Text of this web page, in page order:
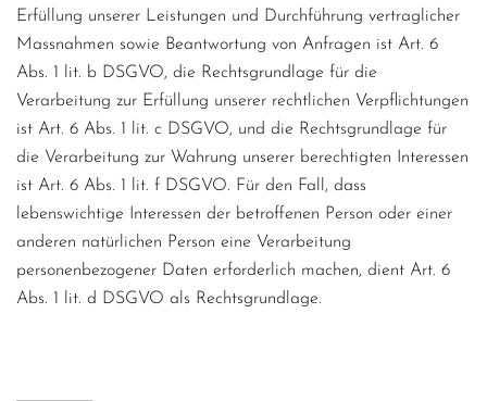
Erfüllung unserer Leistungen und Durchführung vertraglicher
Massnahmen sowie Beantwortung von Anfragen ist Art. 6
Abs. 1 lit. b DSGVO, die Rechtsgrundlage für die
Verarbeitung zur Erfüllung unserer rechtlichen Verpflichtungen
ist Art. 6 Abs. 1 lit. c DSGVO, und die Rechtsgrundlage für
die Verarbeitung zur Wahrung unserer berechtigten Interessen
ist Art. 6 Abs. 1 lit. f DSGVO. Für den Fall, dass
lebenswichtige Interessen der betroffenen Person oder einer
anderen natürlichen Person eine Verarbeitung
personenbezogener Daten erforderlich machen, dient Art. 6
Abs. 1 lit. d DSGVO als Rechtsgrundlage.